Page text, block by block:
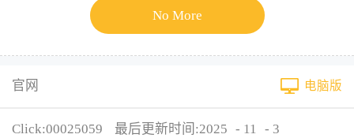
No More
官网 电脑版
Click:00025059 最后更新时间:2025 - 11 - 3